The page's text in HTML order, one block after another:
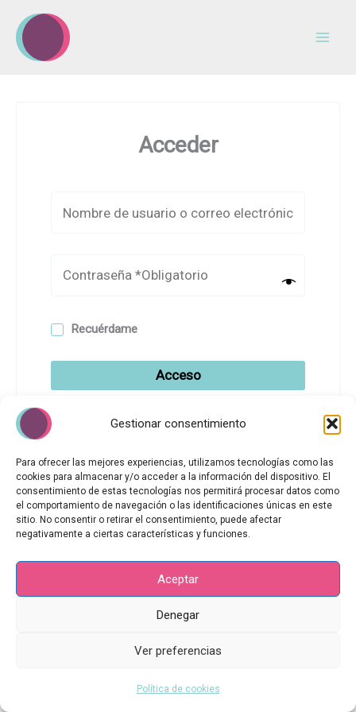
Gestionar consentimiento
Para ofrecer las mejores experiencias, utilizamos tecnologías como las
cookies para almacenar y/o acceder a la información del dispositivo. El
consentimiento de estas tecnologías nos permitirá procesar datos como
el comportamiento de navegación o las identificaciones únicas en este
sitio. No consentir o retirar el consentimiento, puede afectar
negativamente a ciertas características y funciones.
Aceptar
Denegar
Ver preferencias
Política de cookies
contenido
Acceder
Recuérdame
Acceso
¿Olvidaste la contraseña?
Copyright © 2026 | Yo Soy Sanando
Aviso Legal
Política de Cookies